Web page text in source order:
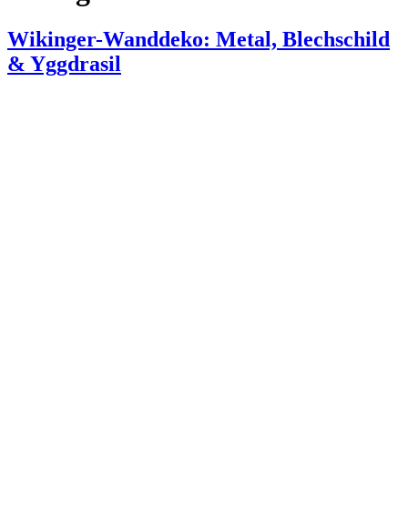
Wikinger-Wanddeko: Metal, Blechschild
& Yggdrasil